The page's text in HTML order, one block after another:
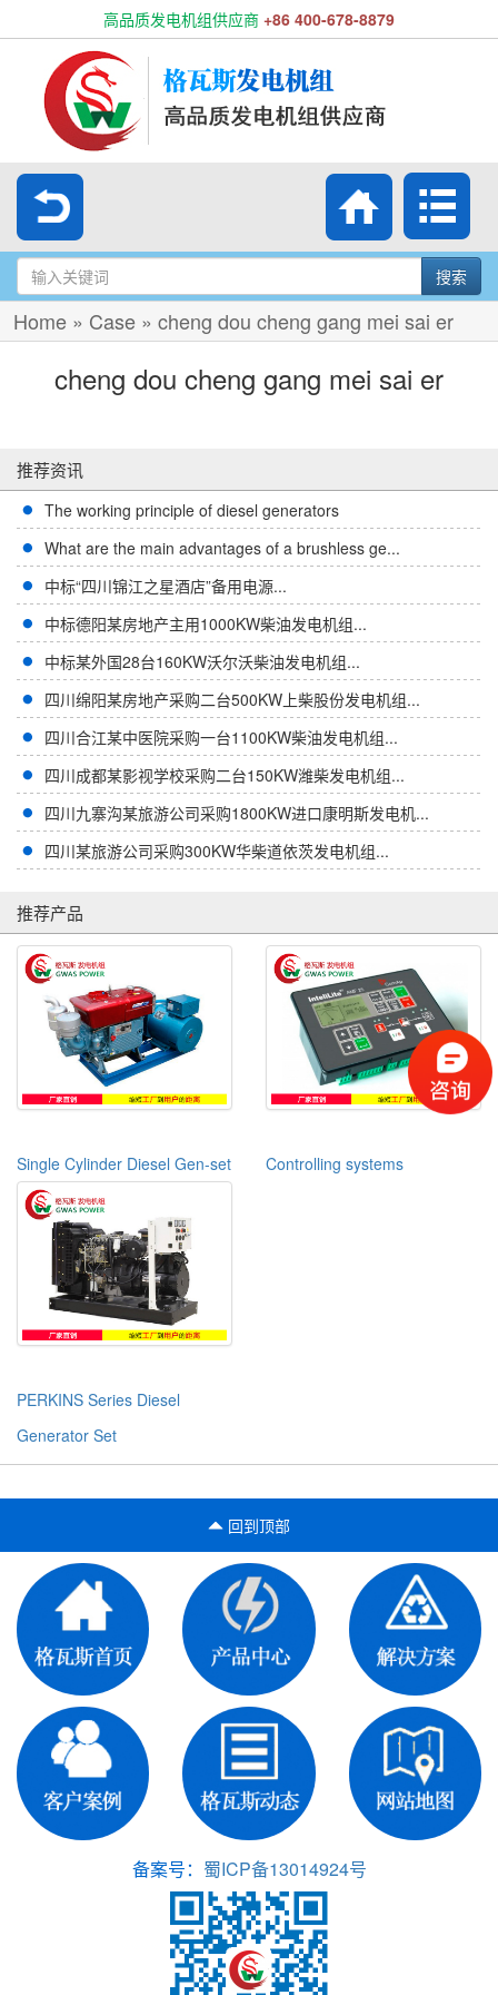
高品质发电机组供应商 +86 400-678-8879
搜索
Home » Case » cheng dou cheng gang mei sai er
cheng dou cheng gang mei sai er
推荐资讯
The working principle of diesel generators
What are the main advantages of a brushless ge...
中标“四川锦江之星酒店”备用电源...
中标德阳某房地产主用1000KW柴油发电机组...
中标某外国28台160KW沃尔沃柴油发电机组...
四川绵阳某房地产采购二台500KW上柴股份发电机组...
四川合江某中医院采购一台1100KW柴油发电机组...
四川成都某影视学校采购二台150KW潍柴发电机组...
四川九寨沟某旅游公司采购1800KW进口康明斯发电机...
四川某旅游公司采购300KW华柴道依茨发电机组...
推荐产品
Single Cylinder Diesel Gen-set Controlling systems
PERKINS Series Diesel
Generator Set
回到顶部
备案号： 蜀ICP备13014924号